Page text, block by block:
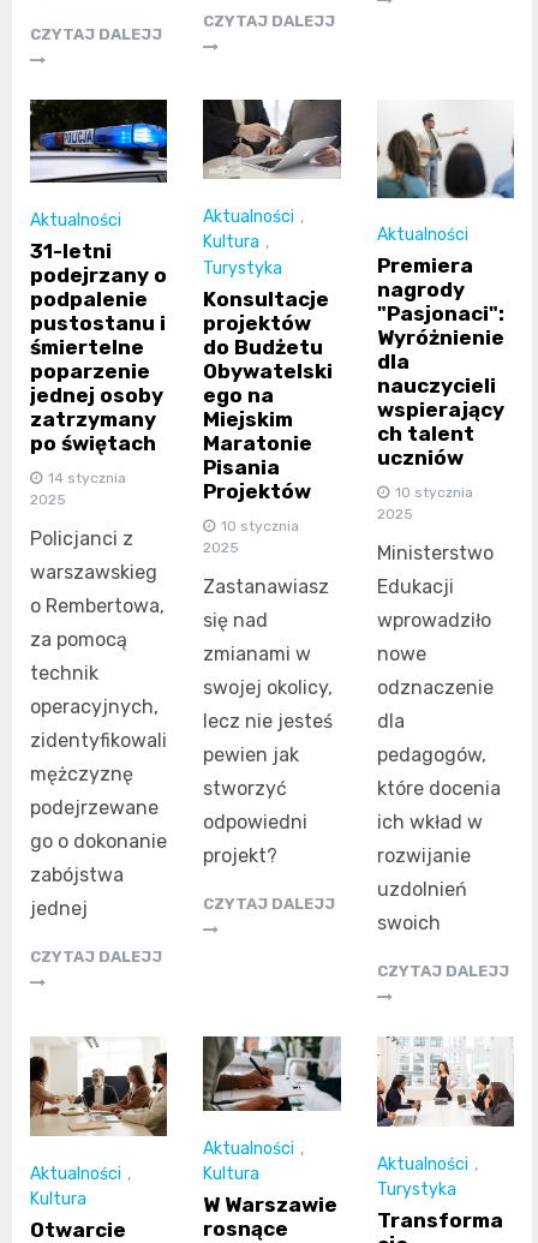
CZYTAJ DALEJJ
CZYTAJ DALEJJ
Aktualności
31-letni
podejrzany o
podpalenie
pustostanu i
śmiertelne
poparzenie
jednej osoby
zatrzymany
po świętach
14 stycznia
2025
Policjanci z
warszawskieg
o Rembertowa,
za pomocą
technik
operacyjnych,
zidentyfikowali
mężczyznę
podejrzewane
go o dokonanie
zabójstwa
jednej
CZYTAJ DALEJJ
Aktualności ,
Kultura ,
Turystyka
Konsultacje
projektów
do Budżetu
Obywatelski
ego na
Miejskim
Maratonie
Pisania
Projektów
10 stycznia
2025
Zastanawiasz
się nad
zmianami w
swojej okolicy,
lecz nie jesteś
pewien jak
stworzyć
odpowiedni
projekt?
CZYTAJ DALEJJ
Aktualności
Premiera
nagrody
"Pasjonaci":
Wyróżnienie
dla
nauczycieli
wspierający
ch talent
uczniów
10 stycznia
2025
Ministerstwo
Edukacji
wprowadziło
nowe
odznaczenie
dla
pedagogów,
które docenia
ich wkład w
rozwijanie
uzdolnień
swoich
CZYTAJ DALEJJ
Aktualności ,
Kultura
Otwarcie
Aktualności ,
Kultura
W Warszawie
rosnące
Aktualności ,
Turystyka
Transforma